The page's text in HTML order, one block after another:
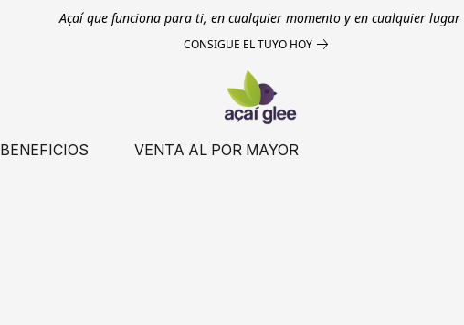
Açaí que funciona para ti, en cualquier momento y en cualquier lugar
CONSIGUE EL TUYO HOY
BENEFICIOS VENTA AL POR MAYOR